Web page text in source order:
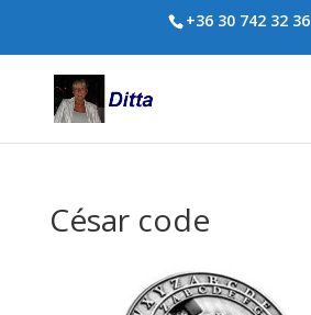
+36 30 742 32 36
César code